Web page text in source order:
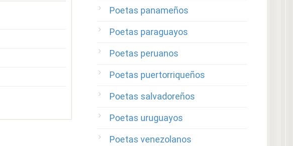
Poetas panameños
Poetas paraguayos
Poetas peruanos
Poetas puertorriqueños
Poetas salvadoreños
Poetas uruguayos
Poetas venezolanos